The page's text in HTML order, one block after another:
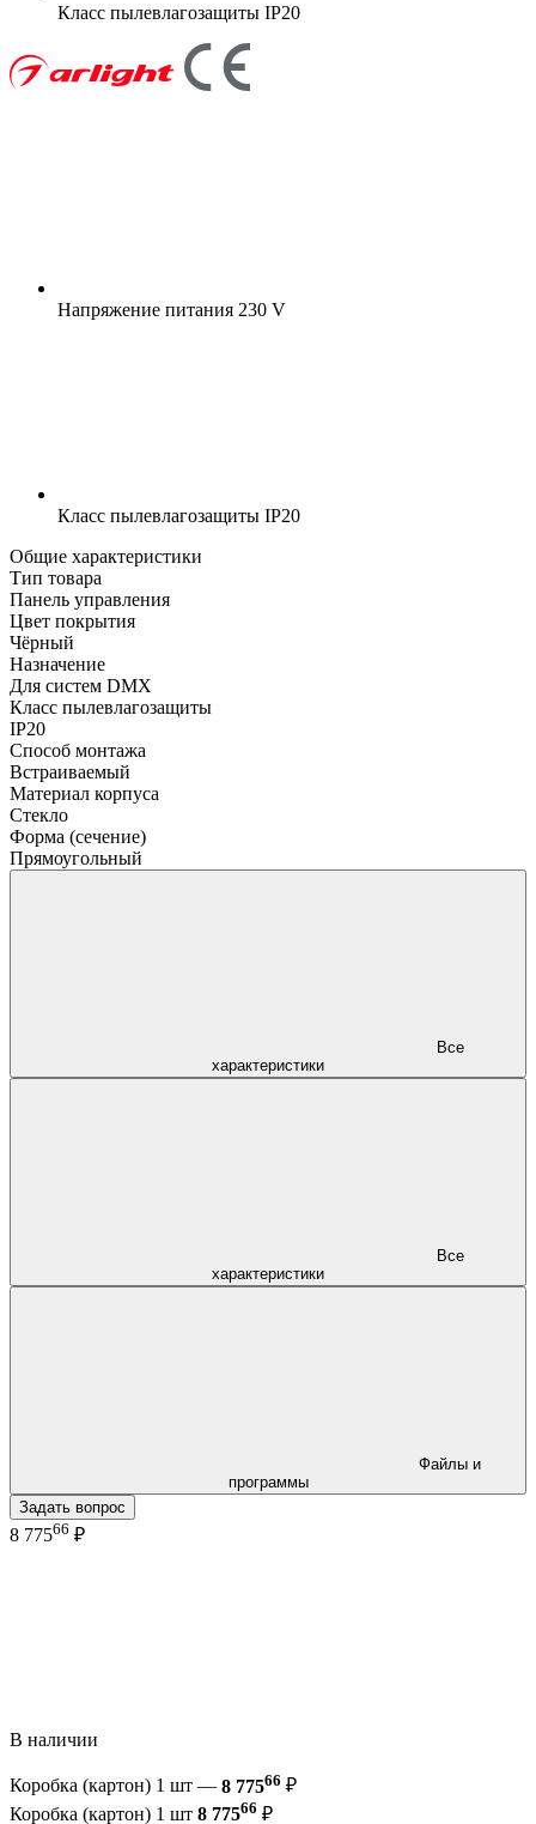
Класс пылевлагозащиты IP20
Напряжение питания 230 V
Класс пылевлагозащиты IP20
Общие характеристики
Тип товара
Панель управления
Цвет покрытия
Чёрный
Назначение
Для систем DMX
Класс пылевлагозащиты
IP20
Способ монтажа
Встраиваемый
Материал корпуса
Стекло
Форма (сечение)
Прямоугольный
характеристики
характеристики
программы
Задать вопрос
8 77566 ₽
В наличии
Коробка (картон) 1 шт — 8 77566 ₽
Коробка (картон) 1 шт 8 77566 ₽